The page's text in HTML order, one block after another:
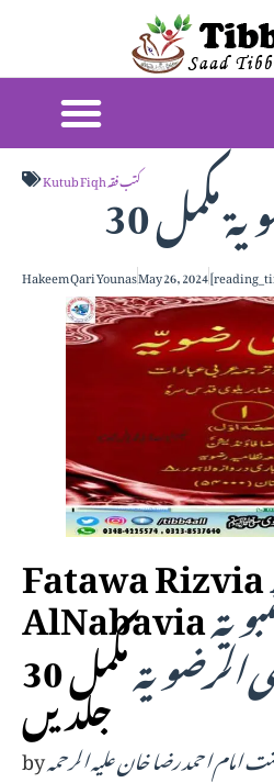
Kutub Fiqh کتب فقہ
الفتاوی الرضویة مکمل 30
Hakeem Qari YounasMay 26, 2024
Fatawa Rizvia
الرضویة مکمل 30
جلدیں
byامام احمد رضا خان علیہ الرحمہ